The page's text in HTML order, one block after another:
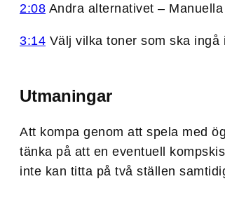
2:08 Andra alternativet –
3:14 Välj vilka toner som ska ingå
Utmaningar
Att kompa genom att spela med
tänka på att en eventuell
inte kan titta på två ställen